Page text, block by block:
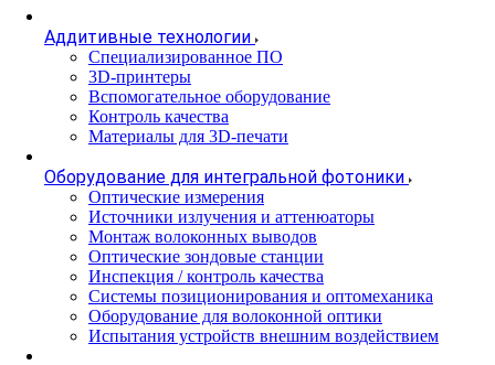
Аддитивные технологии
Специализированное ПО
3D-принтеры
Вспомогательное оборудование
Контроль качества
Материалы для 3D-печати
Оборудование для интегральной фотоники
Оптические измерения
Источники излучения и аттенюаторы
Монтаж волоконных выводов
Оптические зондовые станции
Инспекция / контроль качества
Системы позиционирования и оптомеханика
Оборудование для волоконной оптики
Испытания устройств внешним воздействием